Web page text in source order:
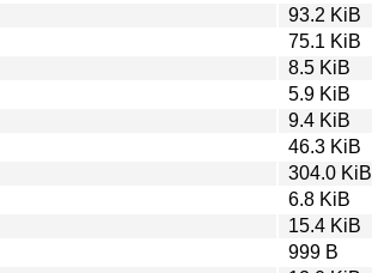
93.2 KiB
75.1 KiB
8.5 KiB
5.9 KiB
9.4 KiB
46.3 KiB
304.0 KiB
6.8 KiB
15.4 KiB
999 B